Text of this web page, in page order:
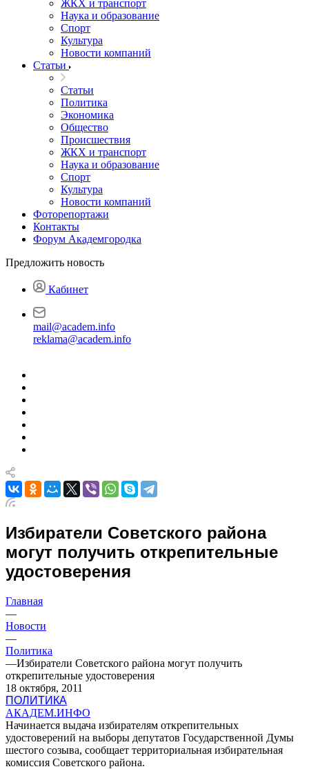
ЖКХ и транспорт
Наука и образование
Спорт
Культура
Новости компаний
Статьи
Статьи
Политика
Экономика
Общество
Происшествия
ЖКХ и транспорт
Наука и образование
Спорт
Культура
Новости компаний
Фоторепортажи
Контакты
Форум Академгородка
Предложить новость
Кабинет
mail@academ.info
reklama@academ.info
Избиратели Советского района
могут получить открепительные
удостоверения
Главная
—
Новости
—
Политика
—Избиратели Советского района могут получить
открепительные удостоверения
18 октября, 2011
ПОЛИТИКА
АКАДЕМ.ИНФО
Начинается выдача избирателям открепительных
удостоверений на выборы депутатов Государственной Думы
шестого созыва, сообщает территориальная избирательная
комиссия Советского района.